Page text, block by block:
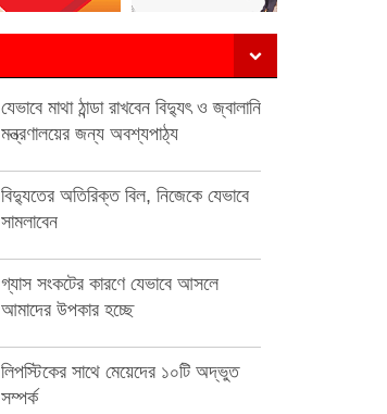
যেভাবে মাথা ঠান্ডা রাখবেন বিদ্যুৎ ও জ্বালানি
মন্ত্রণালয়ের জন্য অবশ্যপাঠ্য
বিদ্যুতের অতিরিক্ত বিল, নিজেকে যেভাবে
সামলাবেন
গ্যাস সংকটের কারণে যেভাবে আসলে
আমাদের উপকার হচ্ছে
লিপস্টিকের সাথে মেয়েদের ১০টি অদ্ভুত
সম্পর্ক